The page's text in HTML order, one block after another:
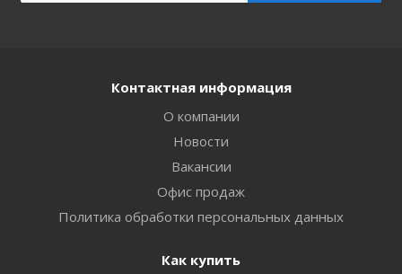
Контактная информация
О компании
Новости
Вакансии
Офис продаж
Политика обработки персональных данных
Как купить